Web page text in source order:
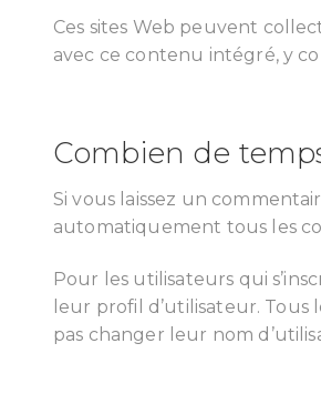
Ces sites Web peuvent
avec ce contenu intégré, y
Combien de
Si vous laissez un
automatiquement tous les
Pour les utilisateurs qui
leur profil d’utilisateur.
pas changer leur nom